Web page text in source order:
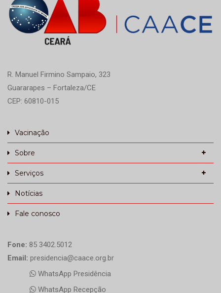
R. Manuel Firmino Sampaio, 323
Guararapes – Fortaleza/CE
CEP: 60810-015
Vacinação
Sobre
Serviços
Notícias
Fale conosco
Fone: 85 3402.5012
Email: presidencia@caace.org.br
WhatsApp Presidência
WhatsApp Recepção